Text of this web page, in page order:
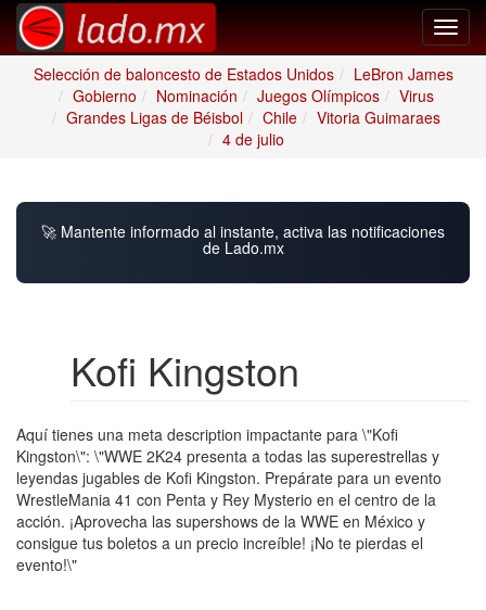
Selección de baloncesto de Estados Unidos
LeBron James
Gobierno
Nominación Juegos Olímpicos
Virus
Grandes Ligas de Béisbol
Chile
Vitoria Guimaraes
4 de julio
🚀 Mantente informado al instante, activa las notificaciones
de Lado.mx
Kofi Kingston
Aquí tienes una meta description impactante para \"Kofi
Kingston\": \"WWE 2K24 presenta a todas las superestrellas y
leyendas jugables de Kofi Kingston. Prepárate para un evento
WrestleMania 41 con Penta y Rey Mysterio en el centro de la
acción. ¡Aprovecha las supershows de la WWE en México y
consigue tus boletos a un precio increíble! ¡No te pierdas el
evento!\"